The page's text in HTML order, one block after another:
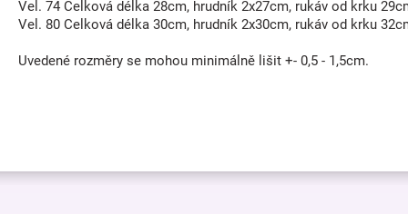
Vel. 74 Celková délka 28cm, hrudník 2x27cm, rukáv od krku
Vel. 80 Celková délka 30cm, hrudník 2x30cm, rukáv od krku
Uvedené rozměry se mohou minimálně lišit +- 0,5 - 1,5cm.
Z